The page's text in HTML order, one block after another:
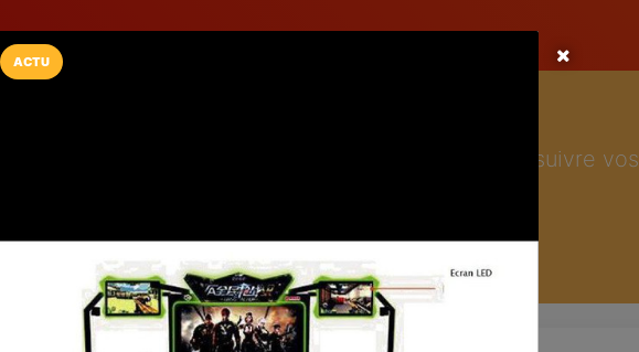
Téléchargez gratuitement l'app LaCarte pour suivre vos
Télécharger Plus tard
ACTU